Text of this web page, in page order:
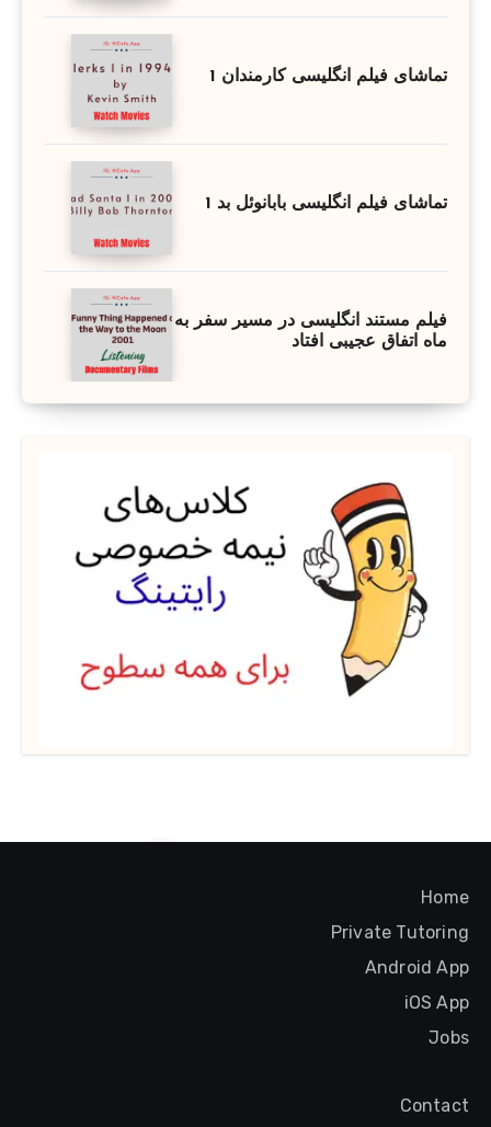
تماشای فیلم انگلیسی کارمندان 1
تماشای فیلم انگلیسی بابانوئل بد 1
فیلم مستند انگلیسی در مسیر سفر به
ماه اتفاق عجیبی افتاد
Home
Private Tutoring
Android App
iOS App
Jobs
Contact